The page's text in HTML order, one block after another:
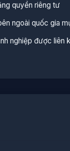
quyền riêng tư
ngoài quốc gia
nghiệp được liên